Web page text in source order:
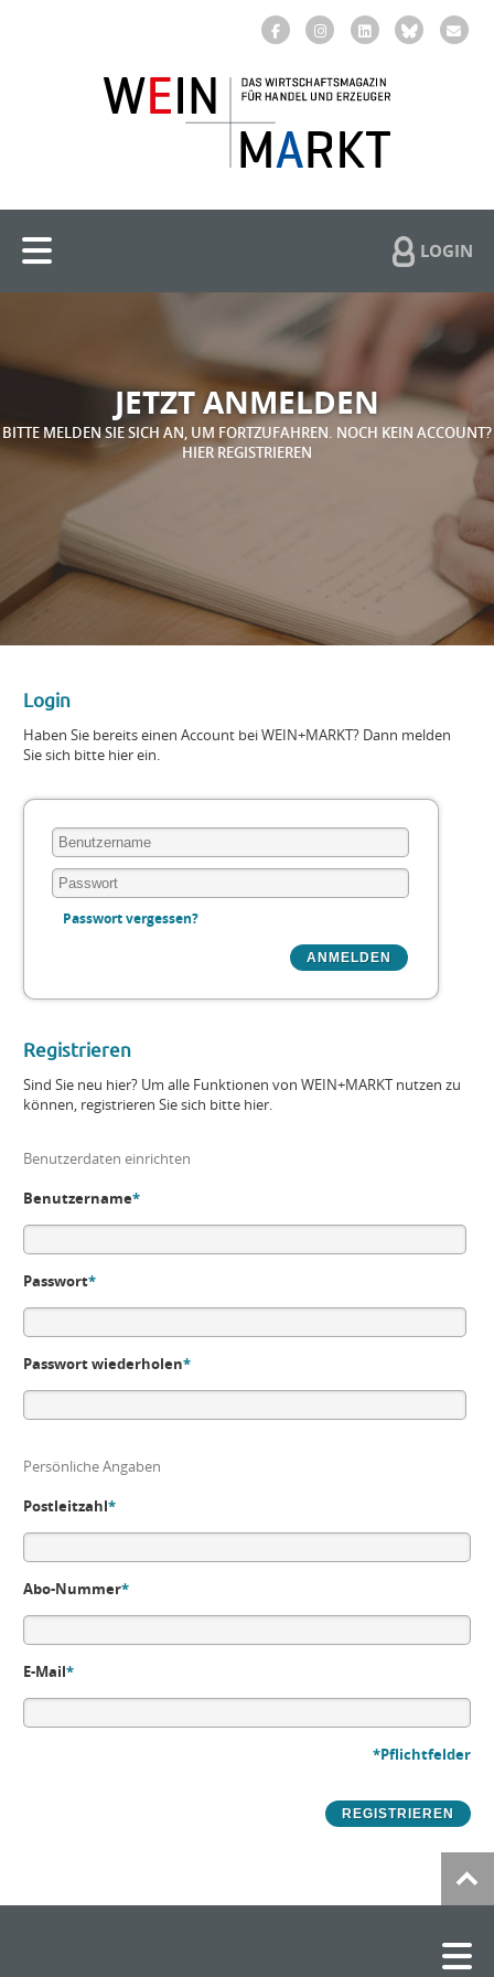
LOGIN
JETZT ANMELDEN
BITTE MELDEN SIE SICH AN, UM FORTZUFAHREN. NOCH KEIN ACCOUNT?
HIER REGISTRIEREN
Login
Haben Sie bereits einen Account bei WEIN+MARKT? Dann melden
Sie sich bitte hier ein.
Passwort vergessen?
Registrieren
Sind Sie neu hier? Um alle Funktionen von WEIN+MARKT nutzen zu
können, registrieren Sie sich bitte hier.
Benutzerdaten einrichten
Benutzername*
Passwort*
Passwort wiederholen*
Persönliche Angaben
Postleitzahl*
Abo-Nummer*
E-Mail*
*Pflichtfelder